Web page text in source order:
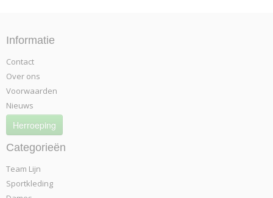
Informatie
Contact
Over ons
Voorwaarden
Nieuws
Herroeping
Categorieën
Team Lijn
Sportkleding